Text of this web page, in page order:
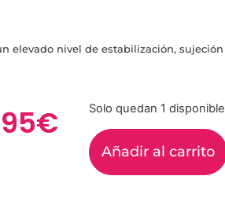
elevado nivel de estabilización,
€ Solo quedan 1
Añadir al carrito